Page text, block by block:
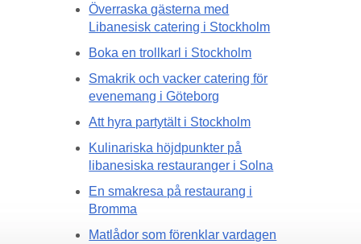
Överraska gästerna med
Libanesisk catering i Stockholm
Boka en trollkarl i Stockholm
Smakrik och vacker catering för
evenemang i Göteborg
Att hyra partytält i Stockholm
Kulinariska höjdpunkter på
libanesiska restauranger i Solna
En smakresa på restaurang i
Bromma
Matlådor som förenklar vardagen